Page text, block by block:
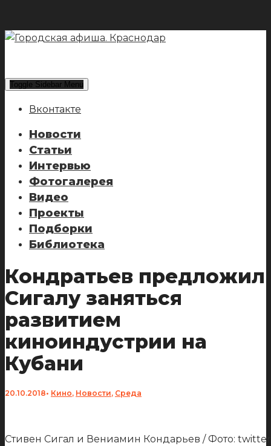
Toggle Sidebar Menu
Вконтакте
Новости
Статьи
Интервью
Фотогалерея
Видео
Проекты
Подборки
Библиотека
Кондратьев предложил
Сигалу заняться
развитием
киноиндустрии на
Кубани
20.10.2018• Кино, Новости, Среда
Стивен Сигал и Вениамин Кондарьев / Фото: